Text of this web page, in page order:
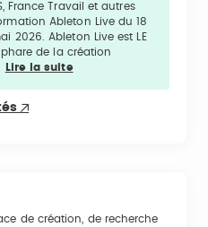
France Travail et autres
Ableton Live du 18
2026. Ableton Live est LE
phare de la création
Lire la suite
de création, de recherche